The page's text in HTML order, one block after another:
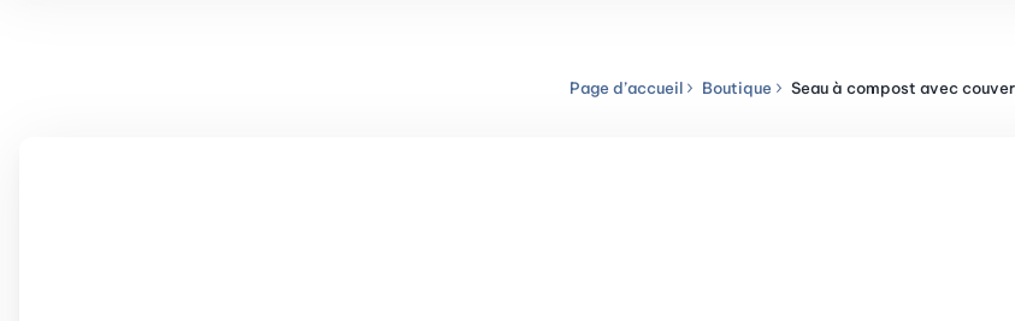
Page d’accueil Boutique Seau à compost avec